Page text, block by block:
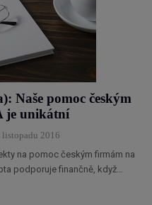
Naše pomoc českým
je unikátní
listopadu 2016
na pomoc českým firmám na
podporuje finančně, když…